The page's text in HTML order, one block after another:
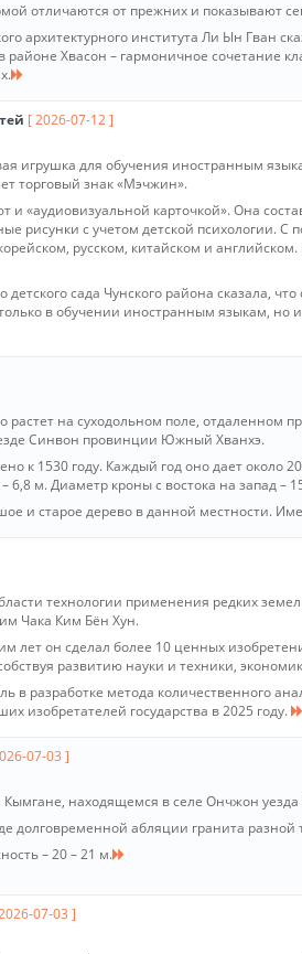
отличаются от прежних и показывают
архитектурного института Ли Ын Гван
Хвасон – гармоничное сочетание
[ 2026-07-12 ]
игрушка для обучения иностранным
торговый знак «Мэчжин».
и «аудиовизуальной карточкой». Она
рисунки с учетом детской психологии.
русском, китайском и
сада Чунского района сказала,
в обучении иностранным языкам, но
растет на суходольном поле,
Синвон провинции Южный Хванхэ.
к 1530 году. Каждый год оно дает около
6,8 м. Диаметр кроны с востока на запад –
и старое дерево в данной местности.
технологии применения редких
Чака Ким Бён Хун.
лет он сделал более 10 ценных
развитию науки и техники,
в разработке метода количественного
изобретателей государства в 2025 году.
07-03 ]
находящемся в селе Ончжон
долговременной абляции гранита
– 20 – 21 м.
07-03 ]